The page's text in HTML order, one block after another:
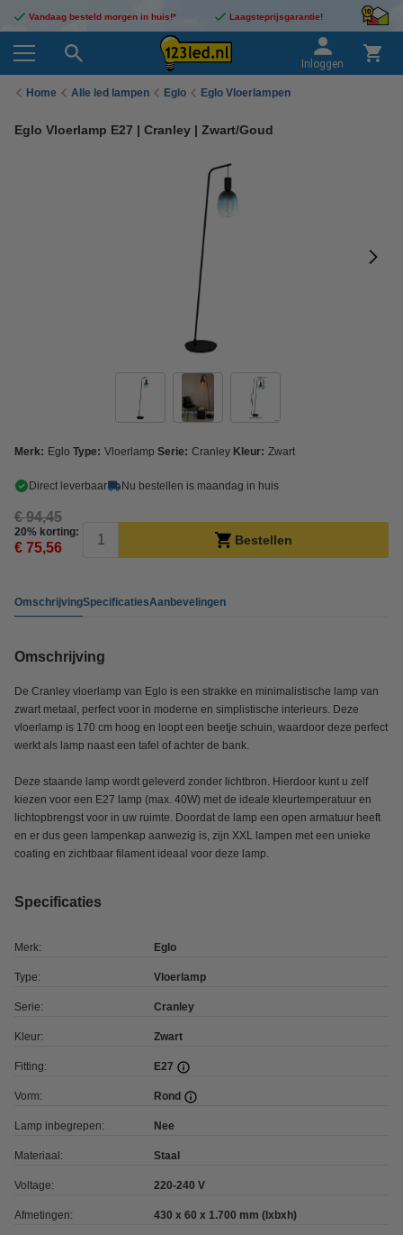
Vandaag besteld morgen in huis!* Laagsteprijsgarantie!
Inloggen
Home Alle led lampen Eglo Eglo Vloerlampen
Eglo Vloerlamp E27 | Cranley | Zwart/Goud
Merk: Eglo Type: Vloerlamp Serie: Cranley Kleur: Zwart
Direct leverbaar Nu bestellen is maandag in huis
€ 94,45
20% korting:
€ 75,56 Bestellen
OmschrijvingSpecificatiesAanbevelingen
Omschrijving
De Cranley vloerlamp van Eglo is een strakke en minimalistische lamp van
zwart metaal, perfect voor in moderne en simplistische interieurs. Deze
vloerlamp is 170 cm hoog en loopt een beetje schuin, waardoor deze perfect
werkt als lamp naast een tafel of achter de bank.
Deze staande lamp wordt geleverd zonder lichtbron. Hierdoor kunt u zelf
kiezen voor een E27 lamp (max. 40W) met de ideale kleurtemperatuur en
lichtopbrengst voor in uw ruimte. Doordat de lamp een open armatuur heeft
en er dus geen lampenkap aanwezig is, zijn XXL lampen met een unieke
coating en zichtbaar filament ideaal voor deze lamp.
Specificaties
Merk: Eglo
Type: Vloerlamp
Serie: Cranley
Kleur: Zwart
Fitting: E27
Vorm: Rond
Lamp inbegrepen: Nee
Materiaal: Staal
Voltage: 220-240 V
Afmetingen: 430 x 60 x 1.700 mm (lxbxh)